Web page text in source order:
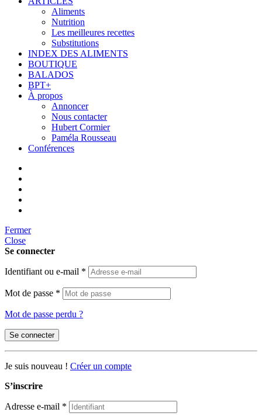
Aliments
Nutrition
Les meilleures recettes
Substitutions
INDEX DES ALIMENTS
BOUTIQUE
BALADOS
BPT+
À propos
Annoncer
Nous contacter
Hubert Cormier
Paméla Rousseau
Conférences
Fermer
Close
Se connecter
Identifiant ou e-mail *
Mot de passe *
Mot de passe perdu ?
Se connecter
Je suis nouveau ! Créer un compte
S’inscrire
Adresse e-mail *